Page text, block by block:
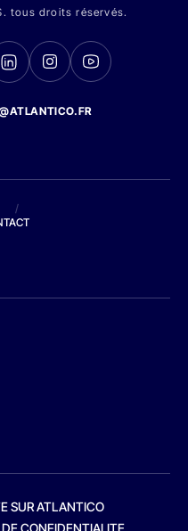
tous droits réservés.
/
SUR ATLANTICO
CONFIDENTIALITE